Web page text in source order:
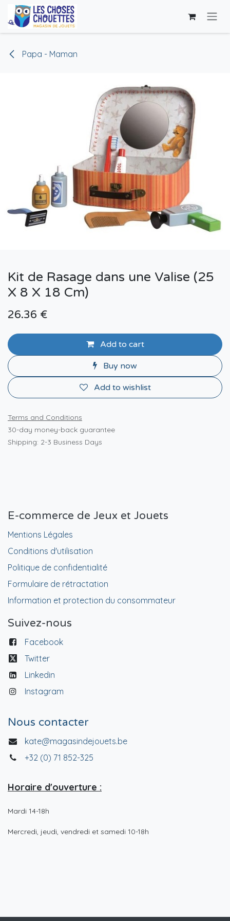
Skip to Content
Papa - Maman
Kit de Rasage dans une Valise (25
X 8 X 18 Cm)
26.36 €
Add to cart
Buy now
Add to wishlist
Terms and Conditions
30-day money-back guarantee
Shipping: 2-3 Business Days
E-commerce de Jeux et Jouets
Mentions Légales
Conditions d'utilisation
Politique de confidentialité
Formulaire de rétractation
Information et protection du consommateur
Suivez-nous
Facebook
Twitter
Linkedin
Instagram
Nous contacter
kate@magasindejouets.be
+32 (0) 71 852-325
Horaire d'ouverture :
Mardi 14-18h
Mercredi, jeudi, vendredi et samedi 10-18h